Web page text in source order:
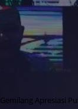
Gemilang Apresiasi